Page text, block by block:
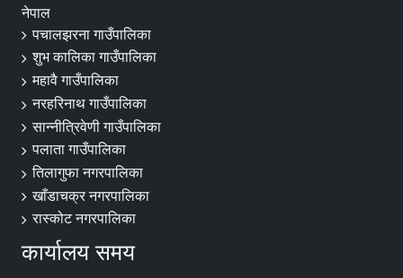
नेपाल
पचालझरना गाउँपालिका
शुभ कालिका गाउँपालिका
महावै गाउँपालिका
नरहरिनाथ गाउँपालिका
सान्नीत्रिवेणी गाउँपालिका
पलाता गाउँपालिका
तिलागुफा नगरपालिका
खाँडाचक्र नगरपालिका
रास्कोट नगरपालिका
कार्यालय समय